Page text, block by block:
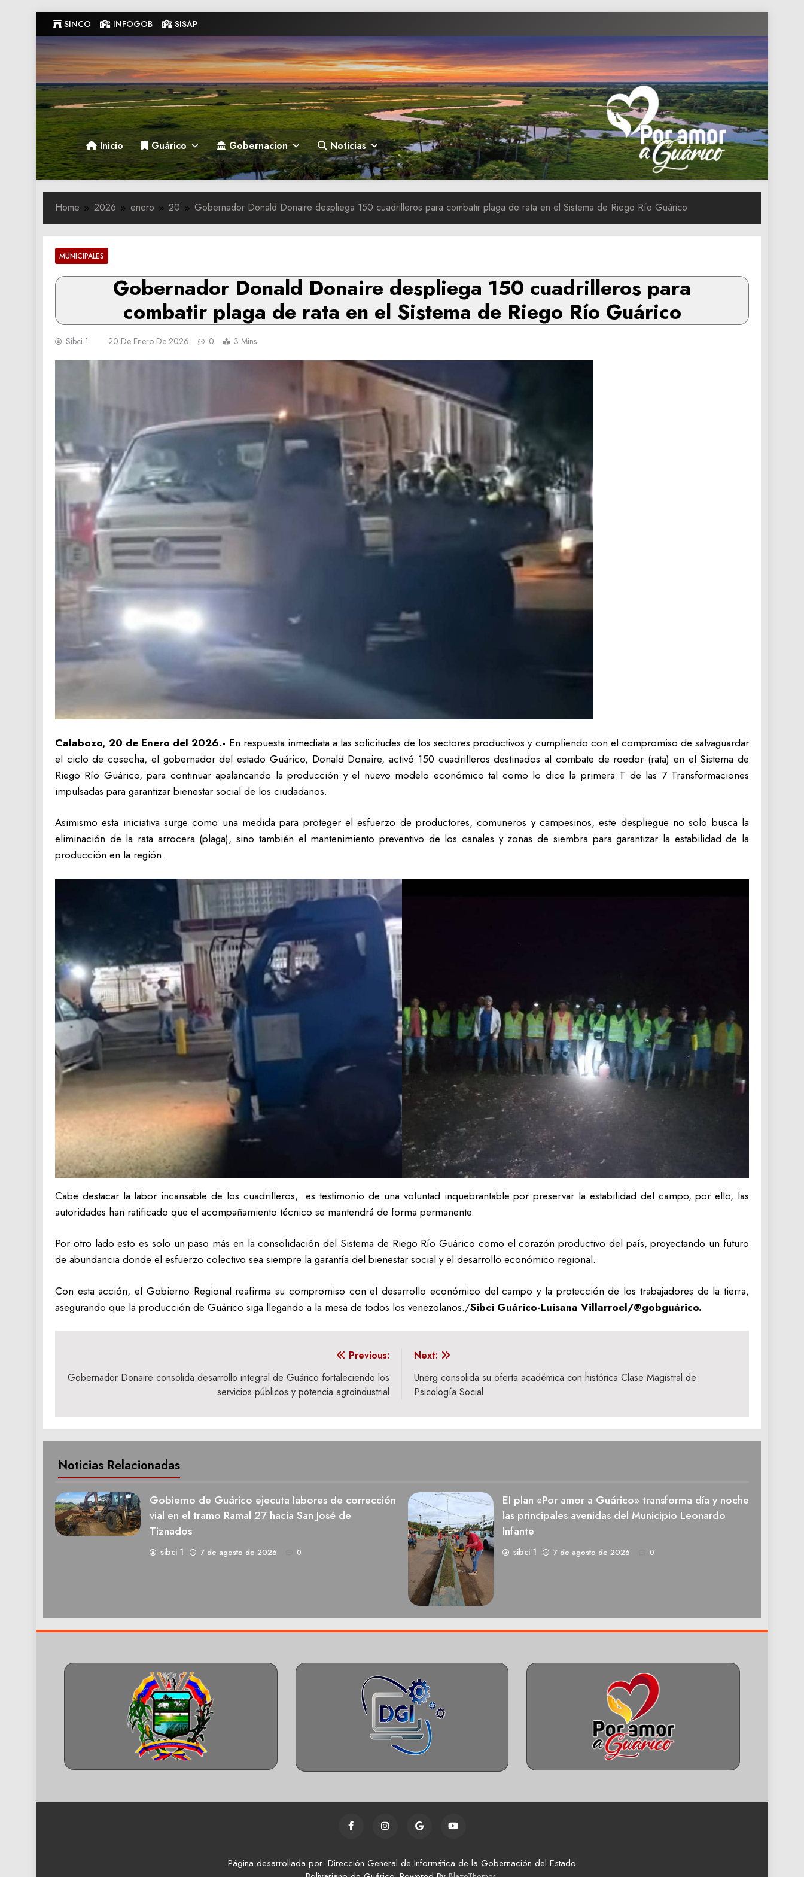
to
content
SINCO INFOGOB SISAP
Gobernacion de Guarico
Gobernacion de Guarico
Inicio Guárico Gobernacion Noticias
Home 2026 enero 20 ‎Gobernador Donald Donaire despliega 150 cuadrilleros para combatir plaga de rata en el Sistema de Riego Río Guárico
MUNICIPALES
‎Gobernador Donald Donaire despliega 150 cuadrilleros para
combatir plaga de rata en el Sistema de Riego Río Guárico
Sibci 1 20 De Enero De 2026 0 3 Mins
Calabozo, 20 de Enero del 2026.- En respuesta inmediata a las solicitudes de los sectores productivos y cumpliendo con el compromiso de salvaguardar
el ciclo de cosecha, el gobernador del estado Guárico, Donald Donaire, activó 150 cuadrilleros destinados al combate de roedor (rata) en el Sistema de
Riego Río Guárico, para continuar apalancando la producción y el nuevo modelo económico tal como lo dice la primera T de las 7 Transformaciones
impulsadas para garantizar bienestar social de los ciudadanos.
‎Asimismo esta iniciativa surge como una medida para proteger el esfuerzo de productores, comuneros y campesinos, este despliegue no solo busca la
eliminación de la rata arrocera (plaga), sino también el mantenimiento preventivo de los canales y zonas de siembra para garantizar la estabilidad de la
producción en la región.
‎Cabe destacar la labor incansable de los cuadrilleros, es testimonio de una voluntad inquebrantable por preservar la estabilidad del campo, por ello, las
autoridades han ratificado que el acompañamiento técnico se mantendrá de forma permanente.
‎Por otro lado esto es solo un paso más en la consolidación del Sistema de Riego Río Guárico como el corazón productivo del país, proyectando un futuro
de abundancia donde el esfuerzo colectivo sea siempre la garantía del bienestar social y el desarrollo económico regional.
‎Con esta acción, el Gobierno Regional reafirma su compromiso con el desarrollo económico del campo y la protección de los trabajadores de la tierra,
asegurando que la producción de Guárico siga llegando a la mesa de todos los venezolanos./Sibci Guárico-Luisana Villarroel/@gobguárico.
de
Previous:
Gobernador Donaire consolida desarrollo integral de Guárico fortaleciendo los
servicios públicos y potencia agroindustrial
Next:
Unerg consolida su oferta académica con histórica Clase Magistral de
Psicología Social
Noticias Relacionadas
Gobierno de Guárico ejecuta labores de corrección
vial en el tramo Ramal 27 hacia San José de
Tiznados
sibci 1 7 de agosto de 2026 0
El plan «Por amor a Guárico» transforma día y noche
las principales avenidas del Municipio Leonardo
Infante
sibci 1 7 de agosto de 2026 0
Página desarrollada por: Dirección General de Informática de la Gobernación del Estado